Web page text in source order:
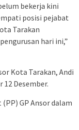
bekerja kini
posisi pejabat
Tarakan
hari ini,”
Kota Tarakan, Andi
Desember.
GP Ansor dalam